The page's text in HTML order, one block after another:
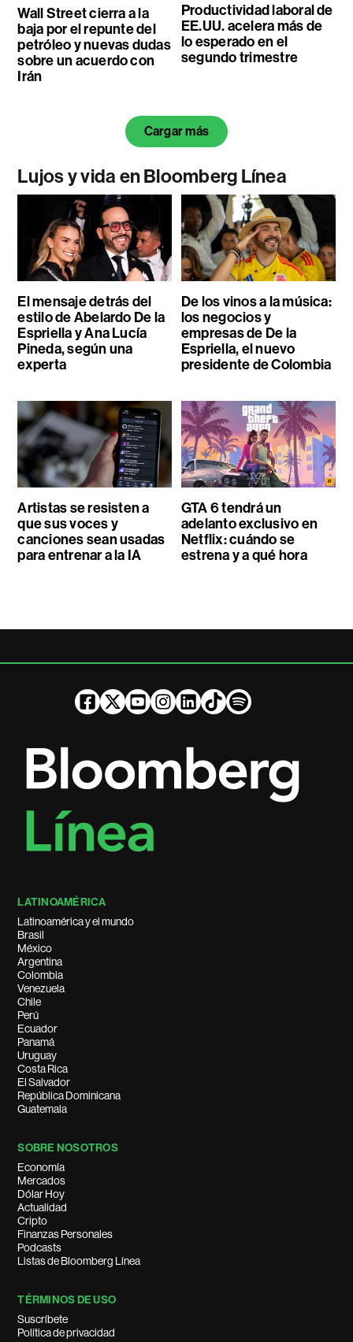
Wall Street cierra a la
baja por el repunte del
petróleo y nuevas dudas
sobre un acuerdo con
Irán
Productividad laboral de
EE.UU. acelera más de
lo esperado en el
segundo trimestre
Cargar más
Lujos y vida en Bloomberg Línea
El mensaje detrás del
estilo de Abelardo De la
Espriella y Ana Lucía
Pineda, según una
experta
De los vinos a la música:
los negocios y
empresas de De la
Espriella, el nuevo
presidente de Colombia
Artistas se resisten a
que sus voces y
canciones sean usadas
para entrenar a la IA
GTA 6 tendrá un
adelanto exclusivo en
Netflix: cuándo se
estrena y a qué hora
LATINOAMÉRICA
Latinoamérica y el mundo
Brasil
México
Argentina
Colombia
Venezuela
Chile
Perú
Ecuador
Panamá
Uruguay
Costa Rica
El Salvador
República Dominicana
Guatemala
SOBRE NOSOTROS
Economía
Mercados
Dólar Hoy
Actualidad
Cripto
Finanzas Personales
Podcasts
Listas de Bloomberg Línea
TÉRMINOS DE USO
Suscríbete
Política de privacidad